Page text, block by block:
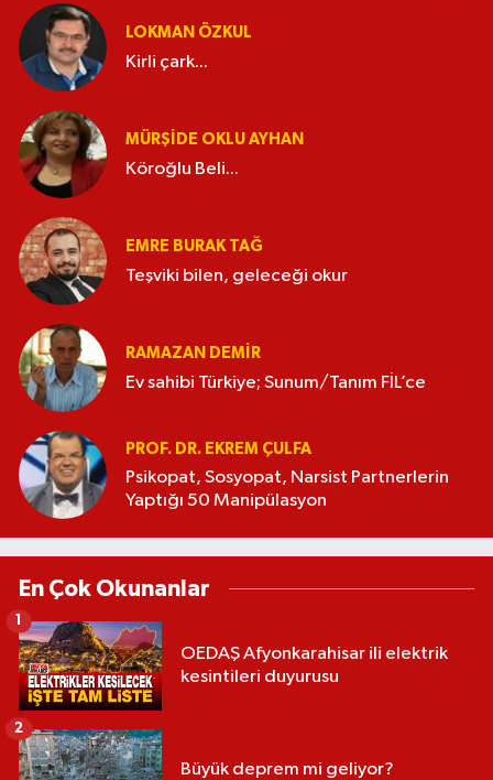
LOKMAN ÖZKUL
Kirli çark...
MÜRŞIDE OKLU AYHAN
Köroğlu Beli...
EMRE BURAK TAĞ
Teşviki bilen, geleceği okur
RAMAZAN DEMİR
Ev sahibi Türkiye; Sunum/Tanım FİL’ce
PROF. DR. EKREM ÇULFA
Psikopat, Sosyopat, Narsist Partnerlerin
Yaptığı 50 Manipülasyon
En Çok Okunanlar
OEDAŞ Afyonkarahisar ili elektrik
kesintileri duyurusu
1
Büyük deprem mi geliyor?
2